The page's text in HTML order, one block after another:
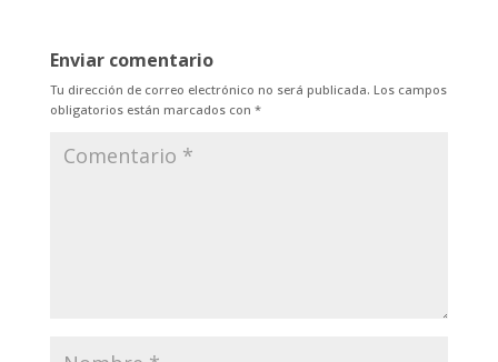
Enviar comentario
Tu dirección de correo electrónico no será publicada. Los campos
obligatorios están marcados con *